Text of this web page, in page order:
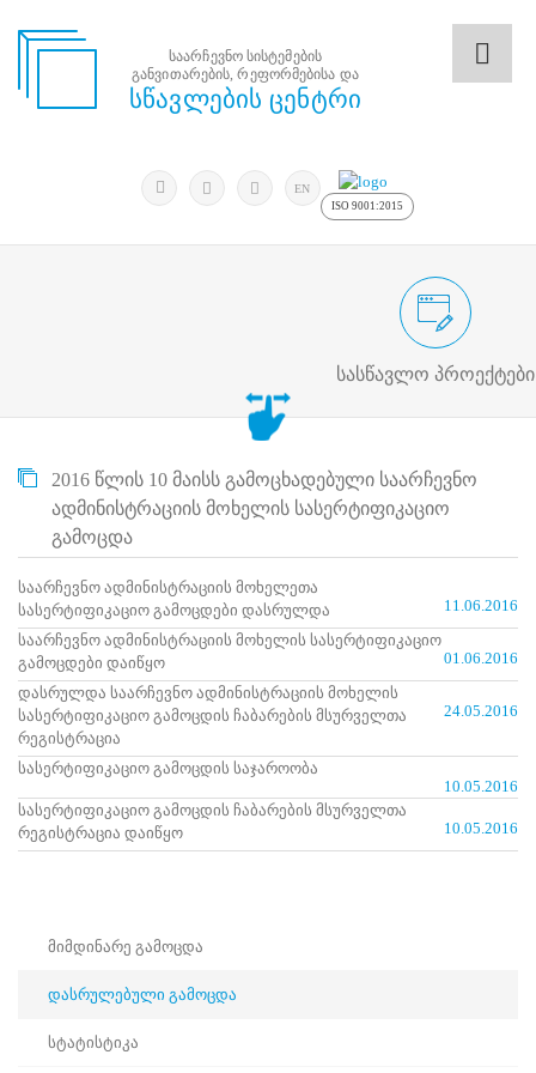
საარჩევნო
სისტემების
შესახებ
სტრუქტურული
ნორმატიული
სტრატეგიული
გეგმა
სამოქმედო
გეგმა
არჩევნების
სანდოობის
რისკების
მართვის
გეგმა
გენდერული
თანასწორობის
პოლიტიკა
ხარისხის
პოლიტიკა
საჯარო
სასწავლო
საარჩევნო სისტემების
განვითარების, რეფორმებისა და
სწავლების ცენტრი
ძიება
მოძებნა
EN
ISO 9001:2015
სასწავლო პროექტები
საარჩევნო/სამოქალაქო
2016 წლის 10 მაისს გამოცხადებული საარჩევნო
ადმინისტრაციის მოხელის სასერტიფიკაციო
გამოცდა
11.06.2016
საარჩევნო ადმინისტრაციის მოხელეთა
სასერტიფიკაციო გამოცდები დასრულდა
01.06.2016
საარჩევნო ადმინისტრაციის მოხელის სასერტიფიკაციო
გამოცდები დაიწყო
24.05.2016
დასრულდა საარჩევნო ადმინისტრაციის მოხელის
სასერტიფიკაციო გამოცდის ჩაბარების მსურველთა
რეგისტრაცია
10.05.2016
სასერტიფიკაციო გამოცდის საჯაროობა
10.05.2016
სასერტიფიკაციო გამოცდის ჩაბარების მსურველთა
რეგისტრაცია დაიწყო
მიმდინარე გამოცდა
დასრულებული გამოცდა
სტატისტიკა